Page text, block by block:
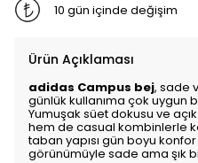
10 gün içinde değişim
Ürün Açıklaması
adidas Campus bej, sade
günlük kullanıma çok uygun
Yumuşak süet dokusu ve
hem de casual kombinlerle
taban yapısı gün boyu
görünümüyle sade ama şık